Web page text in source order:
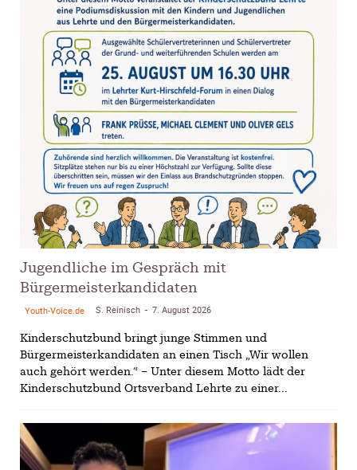
Jugendliche im Gespräch mit
Bürgermeisterkandidaten
Youth-Voice.de S. Reinisch - 7. August 2026
Kinderschutzbund bringt junge Stimmen und
Bürgermeisterkandidaten an einen Tisch „Wir wollen
auch gehört werden.“ – Unter diesem Motto lädt der
Kinderschutzbund Ortsverband Lehrte zu einer...